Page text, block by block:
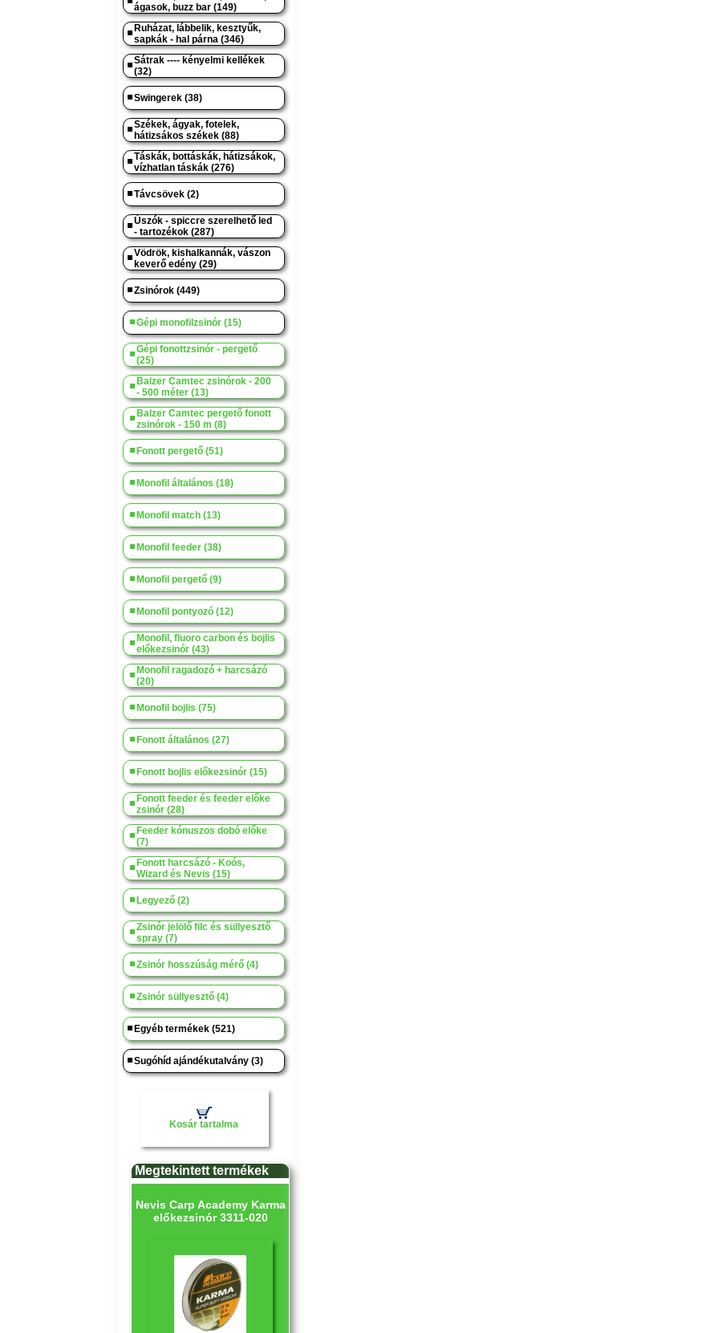
ágasok, buzz bar (149)
Ruházat, lábbelik, kesztyűk,
sapkák - hal párna (346)
Sátrak ---- kényelmi kellékek
(32)
Swingerek (38)
Székek, ágyak, fotelek,
hátizsákos székek (88)
Táskák, bottáskák, hátizsákok,
vízhatlan táskák (276)
Távcsövek (2)
Úszók - spiccre szerelhető led
- tartozékok (287)
Vödrök, kishalkannák, vászon
keverő edény (29)
Zsinórok (449)
Gépi monofilzsinór (15)
Gépi fonottzsinór - pergető
(25)
Balzer Camtec zsinórok - 200
- 500 méter (13)
Balzer Camtec pergető fonott
zsinórok - 150 m (8)
Fonott pergető (51)
Monofil általános (18)
Monofil match (13)
Monofil feeder (38)
Monofil pergető (9)
Monofil pontyozó (12)
Monofil, fluoro carbon és bojlis
előkezsinór (43)
Monofil ragadozó + harcsázó
(20)
Monofil bojlis (75)
Fonott általános (27)
Fonott bojlis előkezsinór (15)
Fonott feeder és feeder előke
zsinór (28)
Feeder kónuszos dobó előke
(7)
Fonott harcsázó - Koós,
Wizard és Nevis (15)
Legyező (2)
Zsinór jelölő filc és süllyesztő
spray (7)
Zsinór hosszúság mérő (4)
Zsinór süllyesztő (4)
Egyéb termékek (521)
Sugóhíd ajándékutalvány (3)
Kosár tartalma
Megtekintett termékek
Nevis Carp Academy Karma
előkezsinór 3311-020